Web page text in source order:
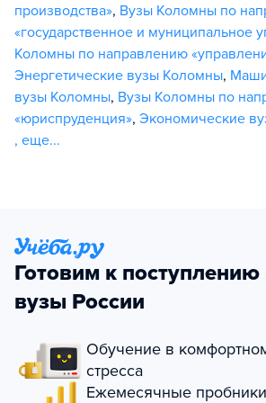
производства», Вузы Коломны по
«государственное и муниципальное
Коломны по направлению
Энергетические вузы Коломны,
вузы Коломны, Вузы Коломны по
«юриспруденция», Экономические
, еще...
Готовим к
вузы России
Обучение в
стресса
Ежемесячные